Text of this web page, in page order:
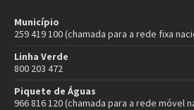
Município
259 419 100 (chamada para a rede fixa
Linha Verde
800 203 472
Piquete de Águas
966 816 120 (chamada para a rede móvel